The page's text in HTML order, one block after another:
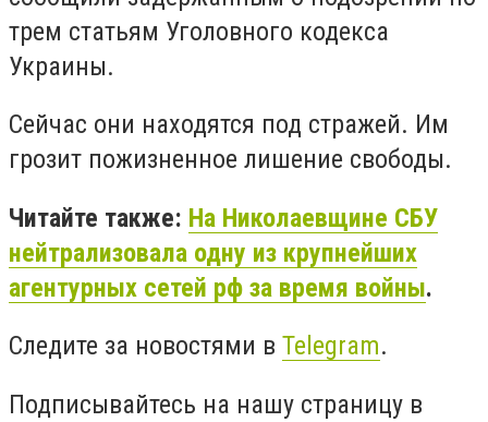
трем статьям Уголовного кодекса
Украины.
Сейчас они находятся под стражей. Им
грозит пожизненное лишение свободы.
Читайте также: На Николаевщине СБУ
нейтрализовала одну из крупнейших
агентурных сетей рф за время войны.
Следите за новостями в Telegram.
Подписывайтесь на нашу страницу в